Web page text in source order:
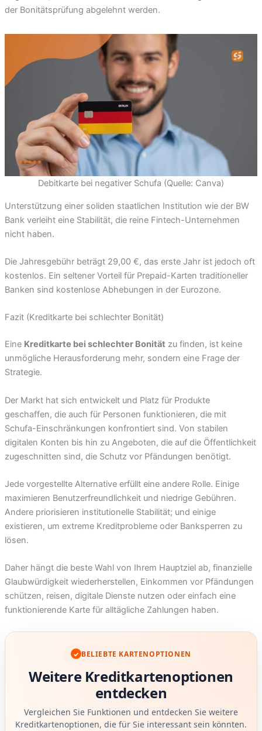
der Bonitätsprüfung abgelehnt werden.
Debitkarte bei negativer Schufa (Quelle: Canva)
Unterstützung einer soliden staatlichen Institution wie der BW
Bank verleiht eine Stabilität, die reine Fintech-Unternehmen
nicht haben.
Die Jahresgebühr beträgt 29,00 €, das erste Jahr ist jedoch oft
kostenlos. Ein seltener Vorteil für Prepaid-Karten traditioneller
Banken sind kostenlose Abhebungen in der Eurozone.
Fazit (Kreditkarte bei schlechter Bonität)
Eine Kreditkarte bei schlechter Bonität zu finden, ist keine
unmögliche Herausforderung mehr, sondern eine Frage der
Strategie.
Der Markt hat sich entwickelt und Platz für Produkte
geschaffen, die auch für Personen funktionieren, die mit
Schufa-Einschränkungen konfrontiert sind. Von stabilen
digitalen Konten bis hin zu Angeboten, die auf die Öffentlichkeit
zugeschnitten sind, die Schutz vor Pfändungen benötigt.
Jede vorgestellte Alternative erfüllt eine andere Rolle. Einige
maximieren Benutzerfreundlichkeit und niedrige Gebühren.
Andere priorisieren institutionelle Stabilität; und einige
existieren, um extreme Kreditprobleme oder Banksperren zu
lösen.
Daher hängt die beste Wahl von Ihrem Hauptziel ab, finanzielle
Glaubwürdigkeit wiederherstellen, Einkommen vor Pfändungen
schützen, reisen, digitale Dienste nutzen oder einfach eine
funktionierende Karte für alltägliche Zahlungen haben.
✓ BELIEBTE KARTENOPTIONEN
Weitere Kreditkartenoptionen
entdecken
Vergleichen Sie Funktionen und entdecken Sie weitere
Kreditkartenoptionen, die für Sie interessant sein könnten.